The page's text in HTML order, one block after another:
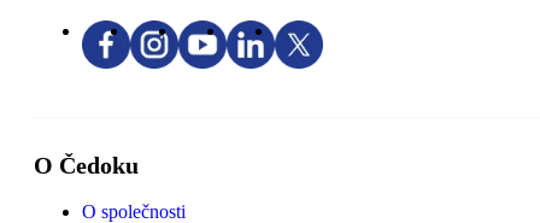
O Čedoku
O společnosti